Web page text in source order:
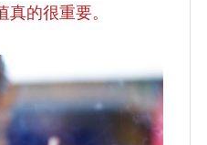
的很重要。